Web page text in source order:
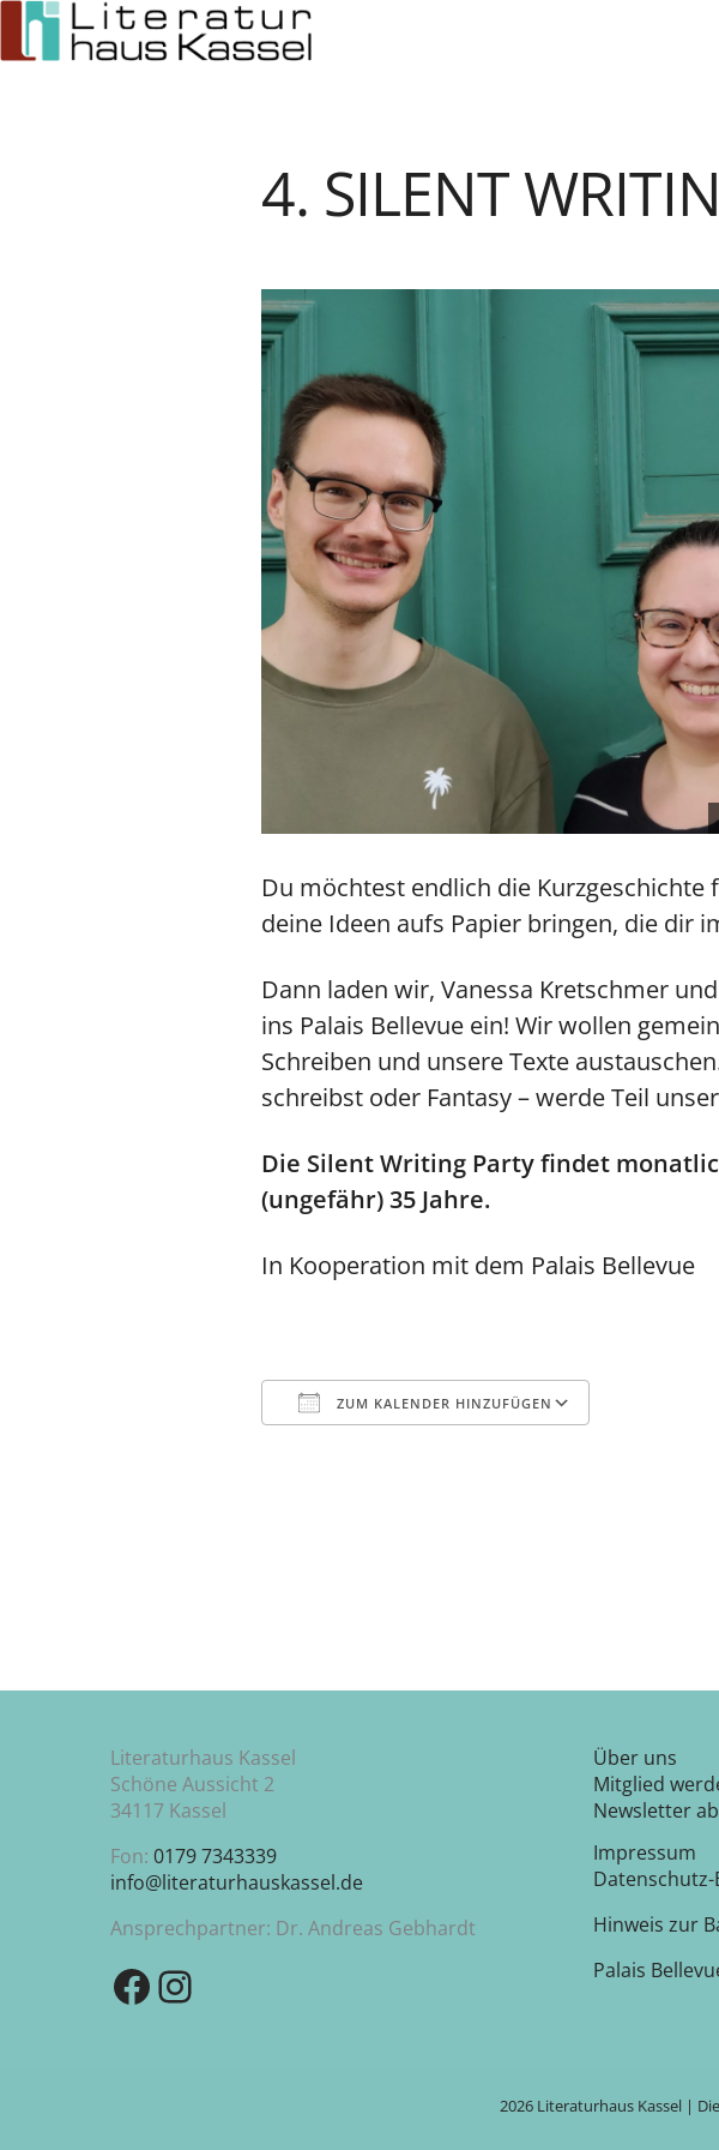
Zum
Inhalt
4. SILENT
Du möchtest endlich die
deine Ideen aufs Papier bringen, die dir
Dann laden wir, Vanessa Kretschmer
ins Palais Bellevue ein! Wir wollen
Schreiben und unsere Texte
schreibst oder Fantasy – werde Teil
Die Silent Writing Party findet
(ungefähr) 35 Jahre.
In Kooperation mit dem Palais Bellevue
ZUM KALENDER HINZUFÜGEN
Literaturhaus Kassel
Schöne Aussicht 2
34117 Kassel
Fon: 0179 7343339
info@literaturhauskassel.de
Ansprechpartner: Dr. Andreas Gebhardt
Zu unserer Facebook-SeiteZu unserem Instagram-Kanal
Über uns
Mitglied
Newsletter
Impressum
Hinweis zur
Palais
2026 Literaturhaus Kassel |